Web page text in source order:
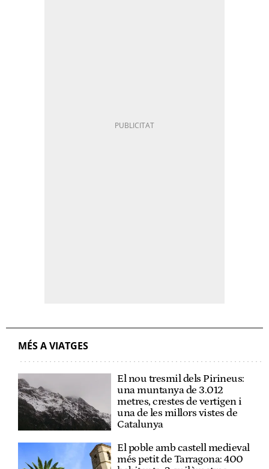
MÉS A VIATGES
El nou tresmil dels Pirineus:
una muntanya de 3.012
metres, crestes de vertigen i
una de les millors vistes de
Catalunya
El poble amb castell medieval
més petit de Tarragona: 400